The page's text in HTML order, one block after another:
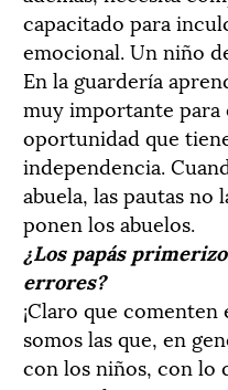
capacitado para
emocional. Un niño
En la guardería
muy importante para
oportunidad que
independencia.
abuela, las pautas no
ponen los abuelos.
¿Los papás
errores?
¡Claro que
somos las que, en
con los niños, con lo